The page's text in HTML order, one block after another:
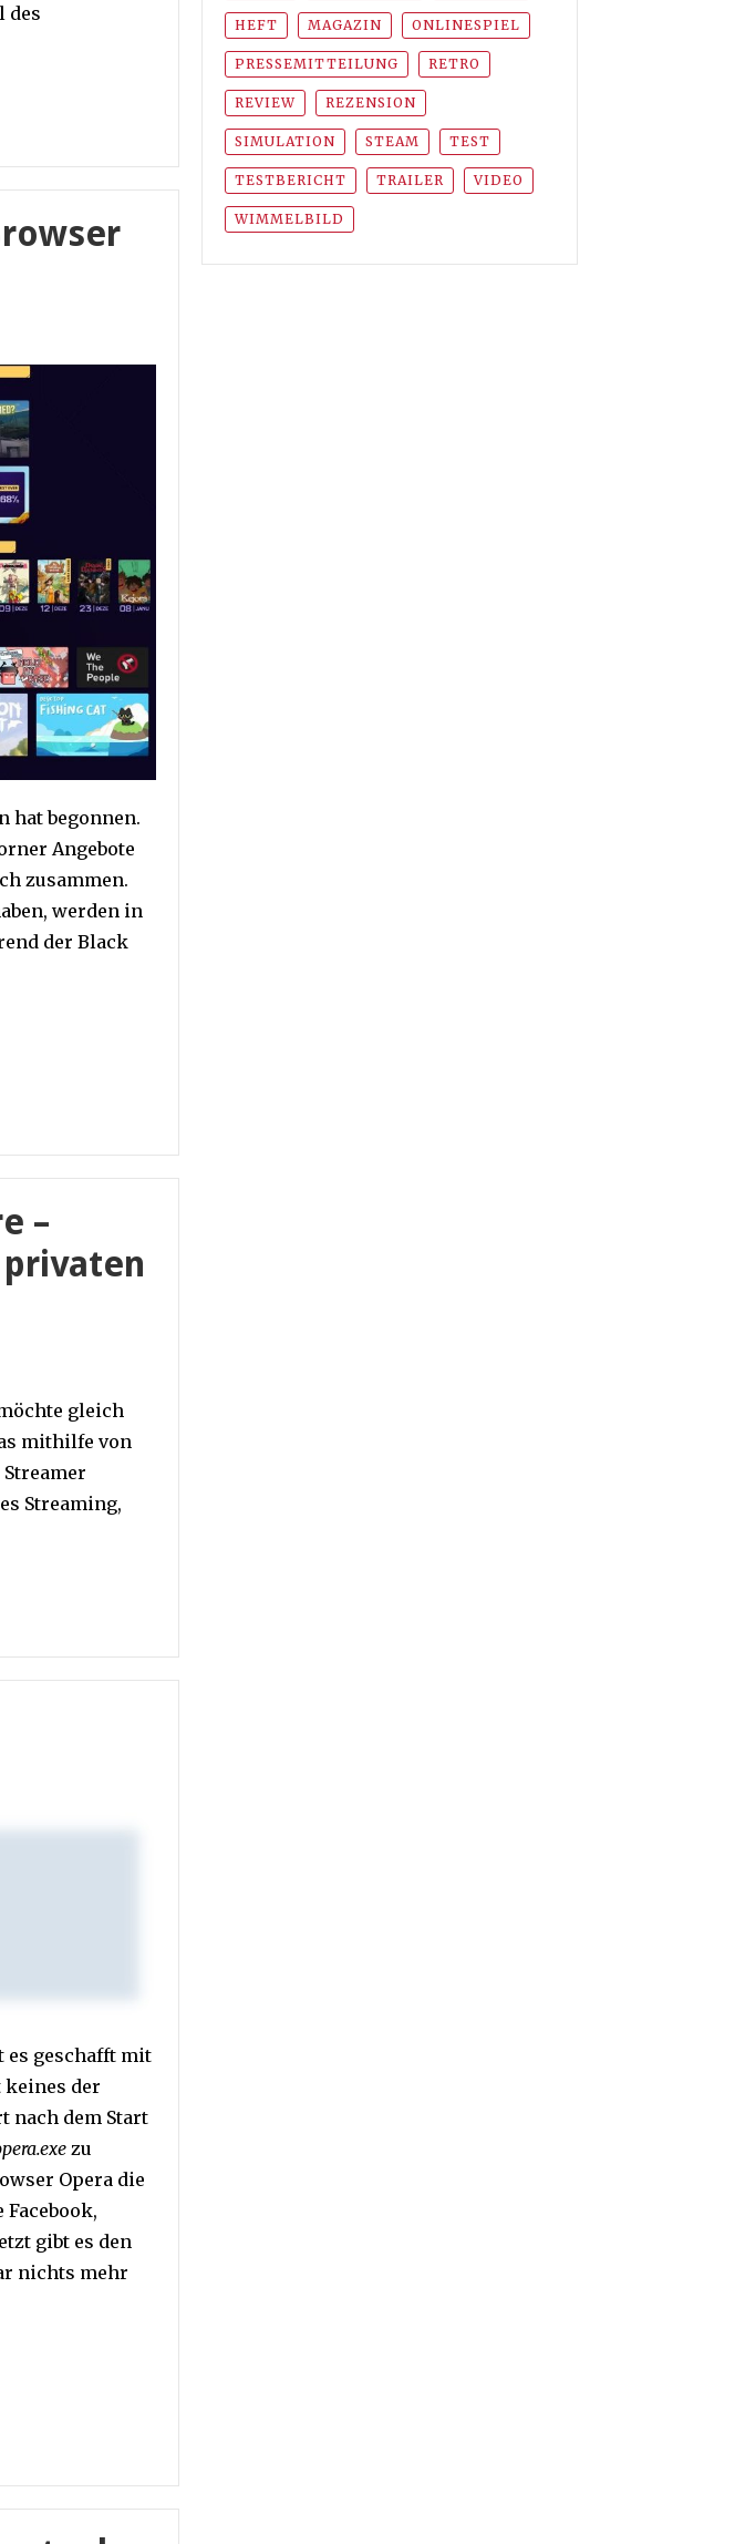
des
hat begonnen.
Angebote
zusammen.
werden in
der Black
–
gleich
mithilfe von
Streaming,
es geschafft mit
keines der
nach dem Start
zu
Opera die
gibt es den
nichts mehr
HEFT MAGAZIN ONLINESPIEL
PRESSEMITTEILUNG RETRO
REVIEW REZENSION
SIMULATION STEAM TEST
TESTBERICHT TRAILER VIDEO
WIMMELBILD